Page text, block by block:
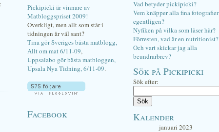
Pickipicki är vinnare av
Matbloggspriset 2009!
Overkligt, men allt som står i
tidningen är väl sant?
Tina gör Sveriges bästa matblogg,
Allt om mat 6/11-09,
Uppsalabo gör bästa matbloggen,
Upsala Nya Tidning, 6/11-09.
Facebook
Vad betyder pickipicki?
Vem knäpper alla fina fotografier
egentligen?
Nyfiken på vilka som läser här?
Förresten, vad är en nutritionist?
Och vart skickar jag alla
beundrarbrev?
Sök på Pickipicki
Sök efter:
Kalender
januari 2023